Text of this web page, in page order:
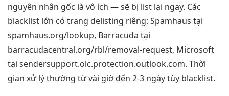
nguyên nhân gốc là vô ích — sẽ bị list lại ngay. Các
blacklist lớn có trang delisting riêng: Spamhaus tại
spamhaus.org/lookup, Barracuda tại
barracudacentral.org/rbl/removal-request, Microsoft
tại sendersupport.olc.protection.outlook.com. Thời
gian xử lý thường từ vài giờ đến 2-3 ngày tùy blacklist.